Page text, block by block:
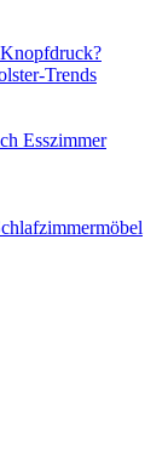
Trends
Esszimmer